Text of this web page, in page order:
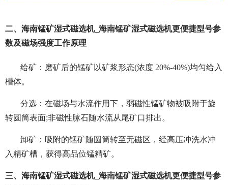
二、海南锰矿湿式磁选机_海南锰矿湿式磁选机更便捷型号参
数及磁场强度工作原理
给矿：磨矿后的锰矿以矿浆形态(浓度 20%-40%)均匀给入
槽体。
分选：在磁场与水流作用下，弱磁性锰矿物被吸附于旋
转圆筒表面;非磁性脉石随水流从尾矿口排出。
卸矿：吸附的锰矿随圆筒转至无磁区，经高压冲洗水冲
入精矿槽，获得高品位锰精矿。
三、海南锰矿湿式磁选机_海南锰矿湿式磁选机更便捷型号参